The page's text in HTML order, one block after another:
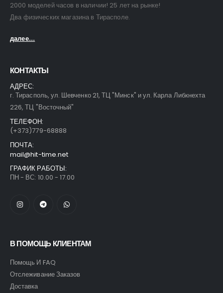
2000 моделей часов в наличии! 25 лет на рынке!
Два физических магазина в Тирасполе.
далее...
КОНТАКТЫ
АДРЕС:
г. Тирасполь, ул. Шевченко 21, ТЦ "Минск" и ул. Карла Либкнехта
226, ТЦ "Восточный"
ТЕЛЕФОН:
(+373)779-68888
ПОЧТА:
mail@hit-time.net
ГРАФИК РАБОТЫ:
ПН - ВС: 10.00 - 17.00
В ПОМОЩЬ КЛИЕНТАМ
Помощь И FAQ
Отслеживание Заказов
Доставка